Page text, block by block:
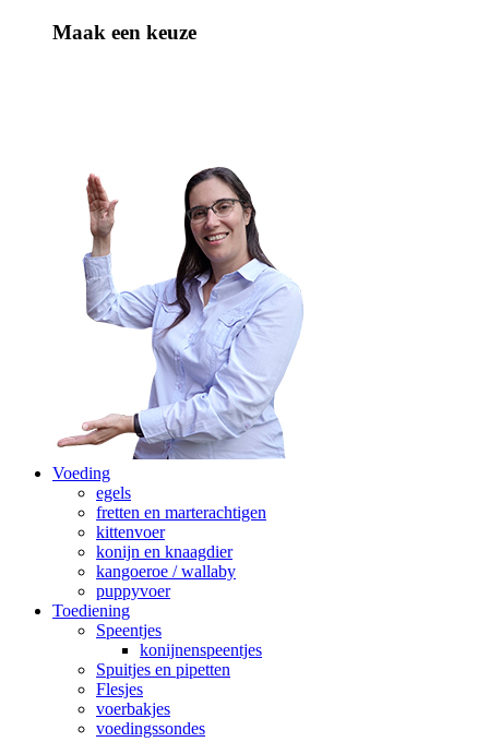
Maak een keuze
Voeding
egels
fretten en marterachtigen
kittenvoer
konijn en knaagdier
kangoeroe / wallaby
puppyvoer
Toediening
Speentjes
konijnenspeentjes
Spuitjes en pipetten
Flesjes
voerbakjes
voedingssondes